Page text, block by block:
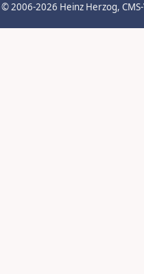
© 2006-2026 Heinz Herzog,